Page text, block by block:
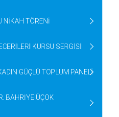
NİKAH TÖRENİ
KURSU SERGİSİ
GÜÇLÜ TOPLUM PANELİ
BAHRİYE ÜÇOK